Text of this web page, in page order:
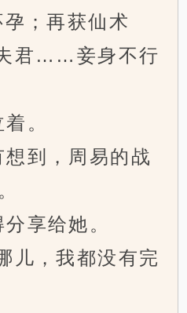
；再获仙术
……妾身不行
。
到，周易的战
享给她。
，我都没有完